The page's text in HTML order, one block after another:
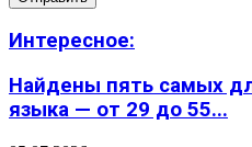
Интересное:
Найдены пять самых
языка — от 29 до 55...